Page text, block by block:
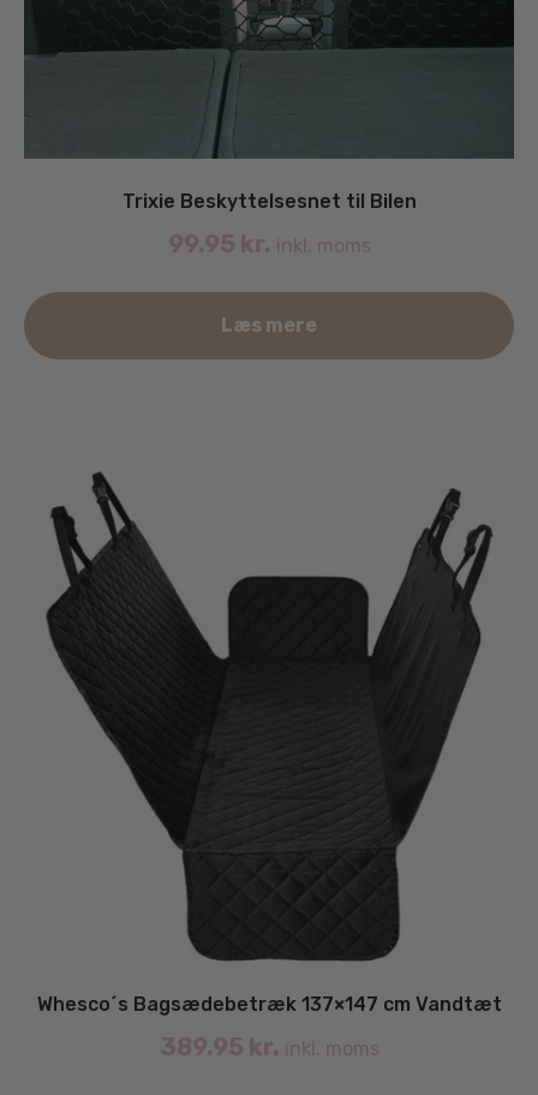
Trixie Beskyttelsesnet til Bilen
99.95 kr. inkl. moms
Læs mere
Whesco´s Bagsædebetræk 137×147 cm Vandtæt
389.95 kr. inkl. moms